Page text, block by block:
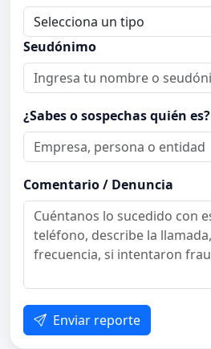
Seudónimo
¿Sabes o sospechas quién es?
Comentario / Denuncia
Enviar reporte